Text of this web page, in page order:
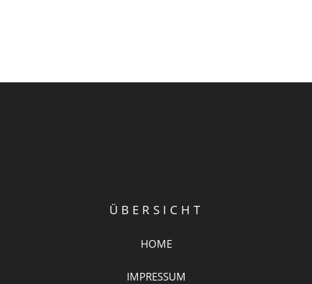
ÜBERSICHT
HOME
IMPRESSUM